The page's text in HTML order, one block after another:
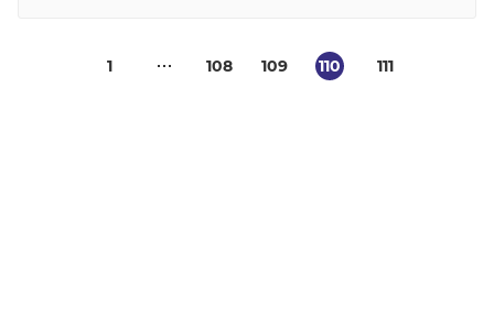
1 108 109 110 111